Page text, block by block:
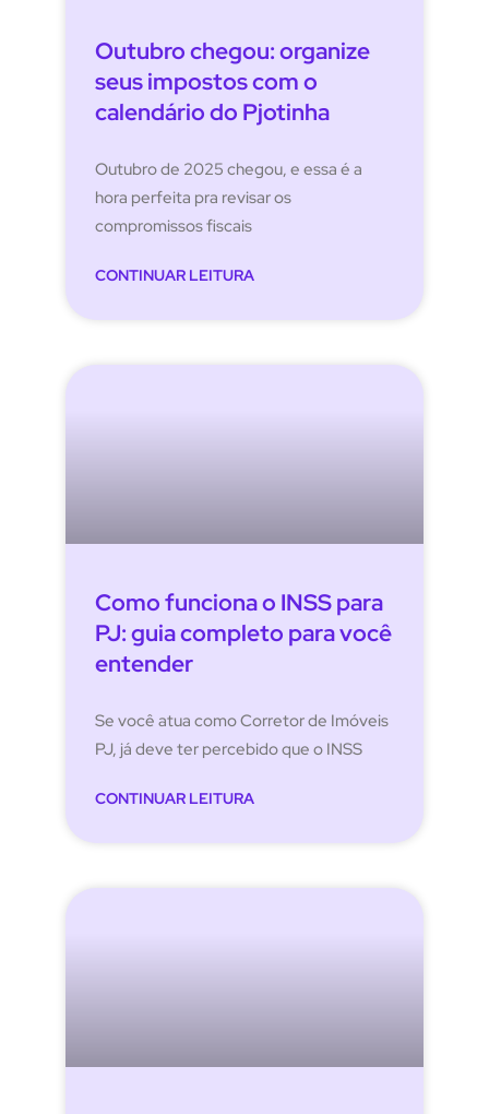
Outubro chegou: organize
seus impostos com o
calendário do Pjotinha
Outubro de 2025 chegou, e essa é a
hora perfeita pra revisar os
compromissos fiscais
CONTINUAR LEITURA
Como funciona o INSS para
PJ: guia completo para você
entender
Se você atua como Corretor de Imóveis
PJ, já deve ter percebido que o INSS
CONTINUAR LEITURA